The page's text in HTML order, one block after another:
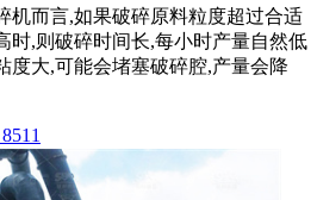
机而言,如果破碎原料粒度超过合适
时,则破碎时间长,每小时产量自然低
度大,可能会堵塞破碎腔,产量会降